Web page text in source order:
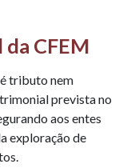
CFEM
tributo nem
prevista no
aos entes
exploração de